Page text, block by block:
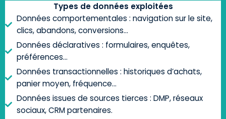
Types de données exploitées
Données comportementales : navigation sur le site,
clics, abandons, conversions…
Données déclaratives : formulaires, enquêtes,
préférences…
Données transactionnelles : historiques d’achats,
panier moyen, fréquence…
Données issues de sources tierces : DMP, réseaux
sociaux, CRM partenaires.